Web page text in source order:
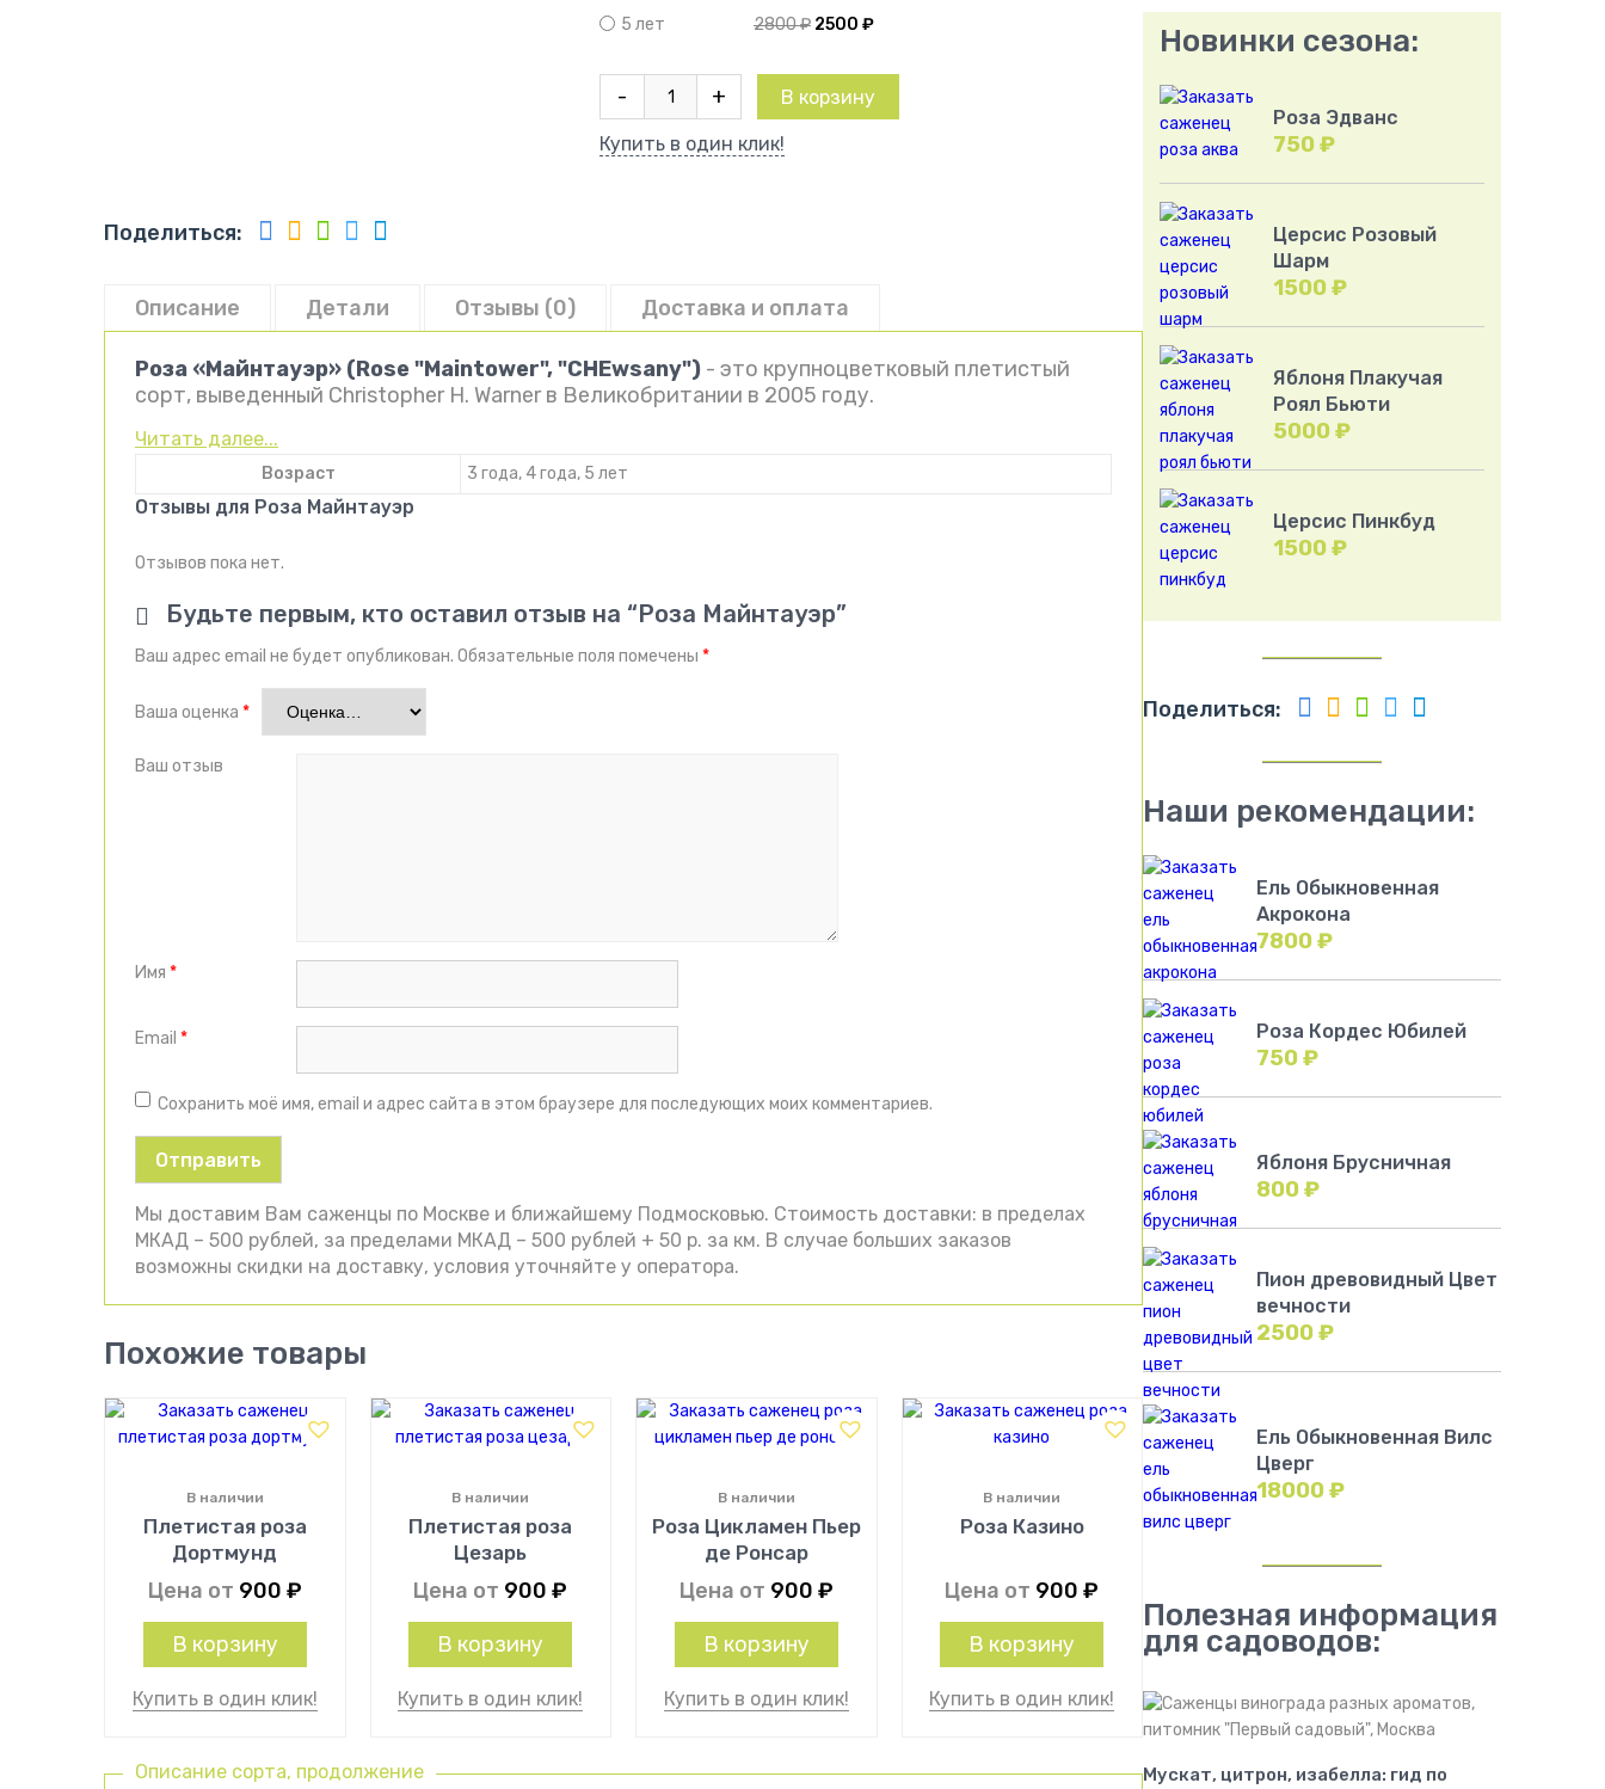
5 лет
2800₽ 2500 ₽
-
Количество
Роза
+ В корзину
Купить в один клик!
Поделиться:
Описание Детали Отзывы (0) Доставка и оплата
Роза «Майнтауэр» (Rose "Maintower", "CHEwsany") - это крупноцветковый плетистый
сорт, выведенный Christopher H. Warner в Великобритании в 2005 году.
Читать далее...
Возраст 3 года, 4 года, 5 лет
Отзывы для Роза Майнтауэр
Отзывов пока нет.
Будьте первым, кто оставил отзыв на “Роза Майнтауэр”
Ваш адрес email не будет опубликован. Обязательные поля помечены *
Ваша оценка *
Ваш отзыв
Имя *
Email *
Сохранить моё имя, email и адрес сайта в этом браузере для последующих моих комментариев.
Мы доставим Вам саженцы по Москве и ближайшему Подмосковью. Стоимость доставки: в пределах
МКАД – 500 рублей, за пределами МКАД – 500 рублей + 50 р. за км. В случае больших заказов
возможны скидки на доставку, условия уточняйте у оператора.
Описание сорта, продолжение
Похожие товары
Плетистая роза
Дортмунд
В наличии
Цена от 900 ₽
В корзину
Купить в один клик!
Плетистая роза
Цезарь
В наличии
Цена от 900₽
В корзину
Купить в один клик!
Роза Цикламен Пьер
де Ронсар
В наличии
Цена от 900 ₽
В корзину
Купить в один клик!
Роза Казино
В наличии
Цена от 900₽
В корзину
Купить в один клик!
Новинки сезона:
Роза Эдванс
750 ₽
Церсис Розовый
Шарм
1500 ₽
Яблоня Плакучая
Роял Бьюти
5000 ₽
Церсис Пинкбуд
1500 ₽
Поделиться:
Наши рекомендации:
Ель Обыкновенная
Акрокона
7800₽
Роза Кордес Юбилей
750₽
Яблоня Брусничная
800₽
Пион древовидный Цвет
вечности
2500₽
Ель Обыкновенная Вилс
Цверг
18000₽
Полезная информация
для садоводов:
Мускат, цитрон, изабелла: гид по